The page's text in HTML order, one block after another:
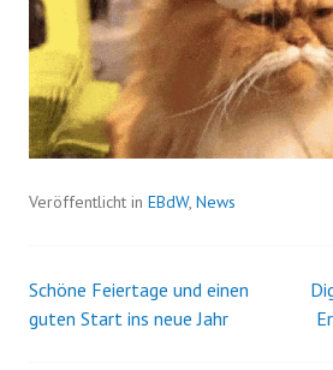
Veröffentlicht in EBdW, News
Beitrags-
Schöne Feiertage und einen
guten Start ins neue Jahr